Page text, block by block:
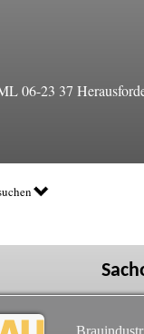
06-23 37